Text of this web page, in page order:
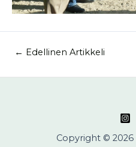
← Edellinen Artikkeli
Copyright © 2026